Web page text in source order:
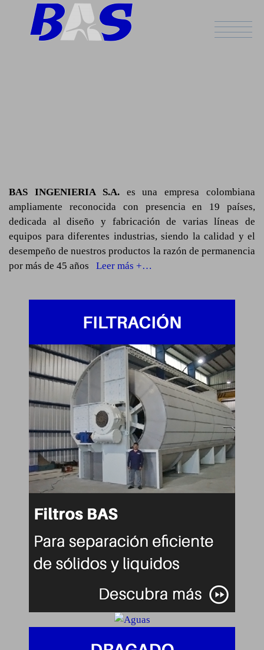
BAS INGENIERIA S.A.es una empresa colombiana
ampliamente reconocida con presencia en 19 países,
dedicada al diseño y fabricación de varias líneas de
equipos para diferentes industrias, siendo la calidad y el
desempeño de nuestros productos la razón de permanencia
por más de 45 años Leer más +…